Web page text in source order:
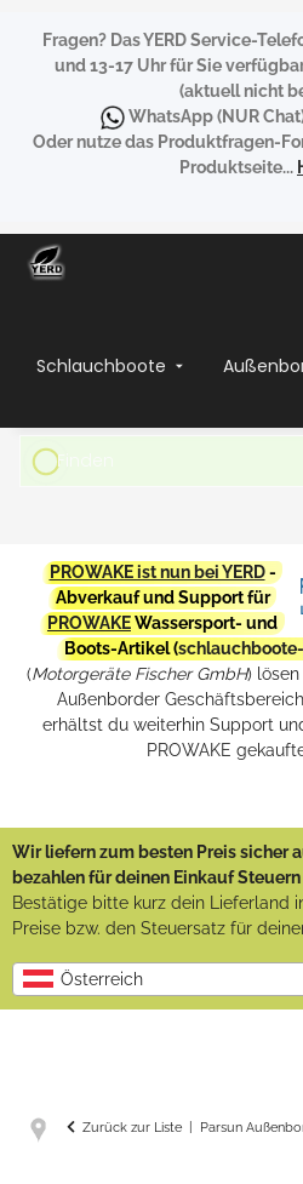
Fragen? Das YERD Service-
und 13-17 Uhr für Sie
(aktuell nicht
WhatsApp(NUR
Oder nutze das Produktfragen-
Produktseite...
Schlauchboote
PROWAKE ist nun bei YERD-
Abverkauf und Support für
PROWAKEWassersport- und
Boots-Artikel (
(Motorgeräte Fischer GmbH)
Außenborder
erhältst du weiterhin Support
PROWAKE
Wir liefern zum besten Preis sicher
bezahlen für deinen Einkauf
Bestätige bitte kurz dein Lieferland
Preise bzw. den Steuersatz für
Österreich
Zurück zur Liste Parsun